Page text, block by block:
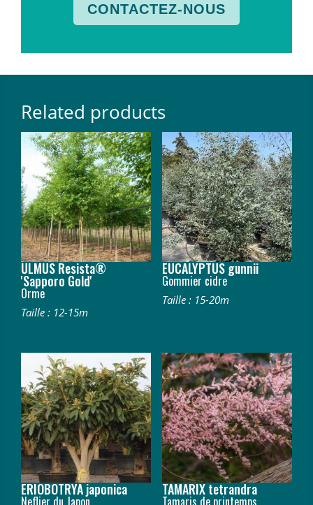
CONTACTEZ-NOUS
Related products
ULMUS Resista®
'Sapporo Gold'
Orme
Taille : 12-15m
EUCALYPTUS gunnii
Gommier cidre
Taille : 15-20m
ERIOBOTRYA japonica
Neflier du Japon
TAMARIX tetrandra
Tamaris de printemps